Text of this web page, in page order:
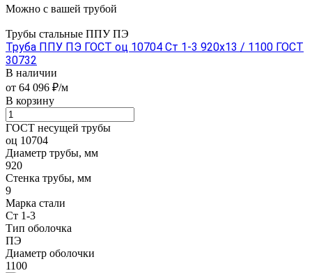
Можно с вашей трубой
Трубы стальные ППУ ПЭ
Труба ППУ ПЭ ГОСТ оц 10704 Ст 1-3 920x13 / 1100 ГОСТ
30732
В наличии
от 64 096 ₽/м
В корзину
ГОСТ несущей трубы
оц 10704
Диаметр трубы, мм
920
Стенка трубы, мм
9
Марка стали
Ст 1-3
Тип оболочка
ПЭ
Диаметр оболочки
1100